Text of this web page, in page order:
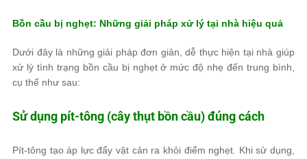
Bồn cầu bị nghẹt: Những giải pháp xử lý tại nhà hiệu quả
Dưới đây là những giải pháp đơn giản, dễ thực hiện tại nhà giúp
xử lý tình trạng bồn cầu bị nghẹt ở mức độ nhẹ đến trung bình,
cụ thể như sau:
Sử dụng pít-tông (cây thụt bồn cầu) đúng cách
Pít-tông tạo áp lực đẩy vật cản ra khỏi điểm nghẹt. Khi sử dụng,